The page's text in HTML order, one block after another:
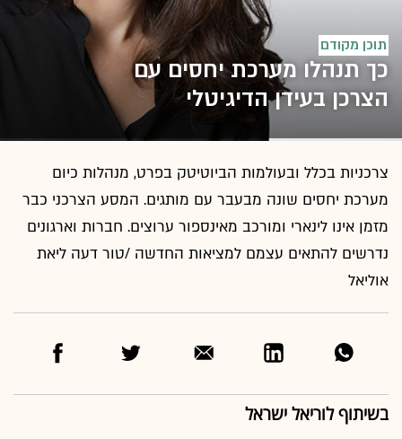
תוכן מקודם
כך תנהלו מערכת יחסים עם
הצרכן בעידן הדיגיטלי
צרכניות בכלל ובעולמות הביוטיטק בפרט, מנהלות כיום
מערכת יחסים שונה מבעבר עם מותגים. המסע הצרכני כבר
מזמן אינו לינארי ומורכב מאינספור ערוצים. חברות וארגונים
נדרשים להתאים עצמם למציאות החדשה /טור דעה ליאת
אוליאל
בשיתוף לוריאל ישראל